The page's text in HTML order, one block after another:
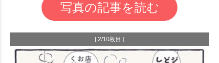
写真の記事を読む
[ 2/10枚目 ]